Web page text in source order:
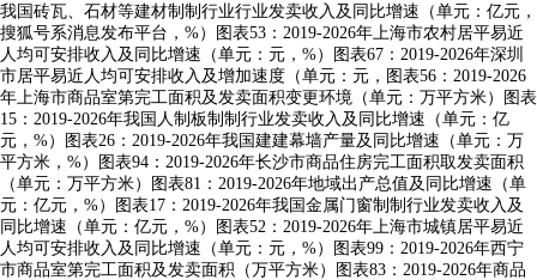
我国砖瓦、石材等建材制制行业行业发卖收入及同比增速（单元：亿元，
搜狐号系消息发布平台，%）图表53：2019-2026年上海市农村居平易近
人均可安排收入及同比增速（单元：元，%）图表67：2019-2026年深圳
市居平易近人均可安排收入及增加速度（单元：元，图表56：2019-2026
年上海市商品室第完工面积及发卖面积变更环境（单元：万平方米）图表
15：2019-2026年我国人制板制制行业发卖收入及同比增速（单元：亿
元，%）图表26：2019-2026年我国建建幕墙产量及同比增速（单元：万
平方米，%）图表94：2019-2026年长沙市商品住房完工面积取发卖面积
（单元：万平方米）图表81：2019-2026年地域出产总值及同比增速（单
元：亿元，%）图表17：2019-2026年我国金属门窗制制行业发卖收入及
同比增速（单元：亿元，%）图表52：2019-2026年上海市城镇居平易近
人均可安排收入及同比增速（单元：元，%）图表99：2019-2026年西宁
市商品室第完工面积及发卖面积（万平方米）图表83：2019-2026年商品